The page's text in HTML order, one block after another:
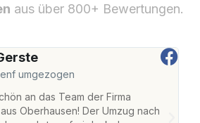
aus über 800+ Bewertungen.
umgezogen
an das Team der Firma
Oberhausen! Der Umzug nach